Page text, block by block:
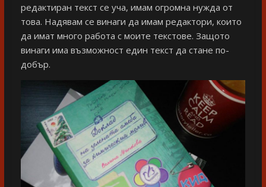
редактиран текст се уча, имам огромна нужда от
това. Надявам се винаги да имам редактори, които
да имат много работа с моите текстове. Защото
винаги има възможност един текст да стане по-
добър.